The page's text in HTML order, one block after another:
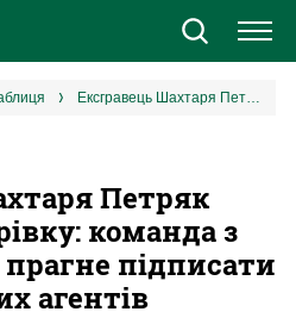
УПЛ
Ексгравець Шахтаря Петряк перейде в Кудрівку: команда з Чернігівщини прагне підписати ще двох вільних агентів
Петряк
команда з
підписати
агентів